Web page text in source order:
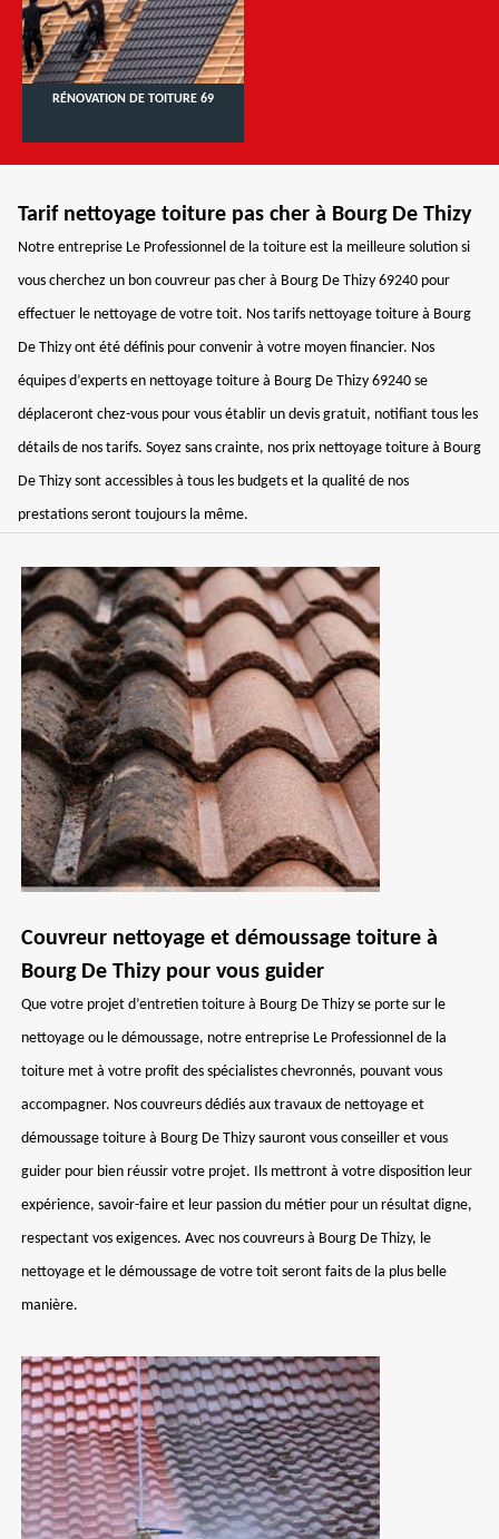
RÉNOVATION DE TOITURE 69
Tarif nettoyage toiture pas cher à Bourg De Thizy
Notre entreprise Le Professionnel de la toiture est la meilleure solution si
vous cherchez un bon couvreur pas cher à Bourg De Thizy 69240 pour
effectuer le nettoyage de votre toit. Nos tarifs nettoyage toiture à Bourg
De Thizy ont été définis pour convenir à votre moyen financier. Nos
équipes d’experts en nettoyage toiture à Bourg De Thizy 69240 se
déplaceront chez-vous pour vous établir un devis gratuit, notifiant tous les
détails de nos tarifs. Soyez sans crainte, nos prix nettoyage toiture à Bourg
De Thizy sont accessibles à tous les budgets et la qualité de nos
prestations seront toujours la même.
Couvreur nettoyage et démoussage toiture à
Bourg De Thizy pour vous guider
Que votre projet d’entretien toiture à Bourg De Thizy se porte sur le
nettoyage ou le démoussage, notre entreprise Le Professionnel de la
toiture met à votre profit des spécialistes chevronnés, pouvant vous
accompagner. Nos couvreurs dédiés aux travaux de nettoyage et
démoussage toiture à Bourg De Thizy sauront vous conseiller et vous
guider pour bien réussir votre projet. Ils mettront à votre disposition leur
expérience, savoir-faire et leur passion du métier pour un résultat digne,
respectant vos exigences. Avec nos couvreurs à Bourg De Thizy, le
nettoyage et le démoussage de votre toit seront faits de la plus belle
manière.